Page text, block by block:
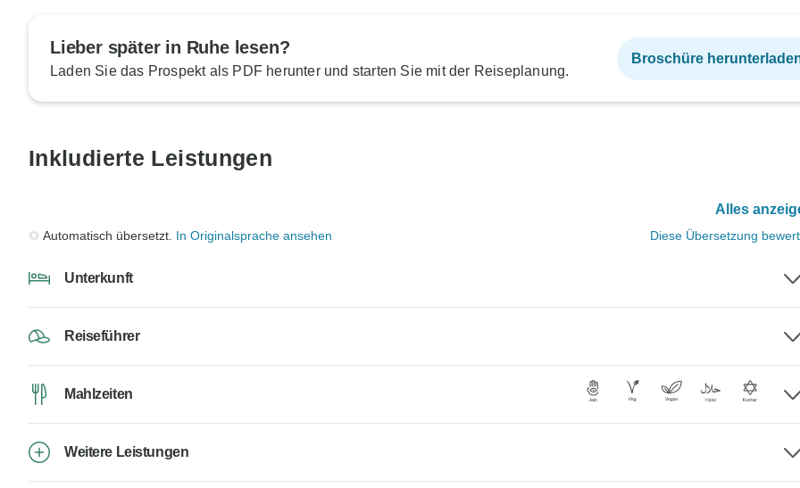
Lieber später in Ruhe lesen?
Laden Sie das Prospekt als PDF herunter und starten Sie mit der Reiseplanung.
Broschüre
Inkludierte Leistungen
Alles
Automatisch übersetzt. In Originalsprache ansehen Diese Übersetzung
Unterkunft
Reiseführer
Mahlzeiten
Weitere Leistungen